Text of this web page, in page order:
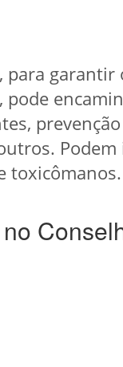
garantir
pode
toxicômanos.